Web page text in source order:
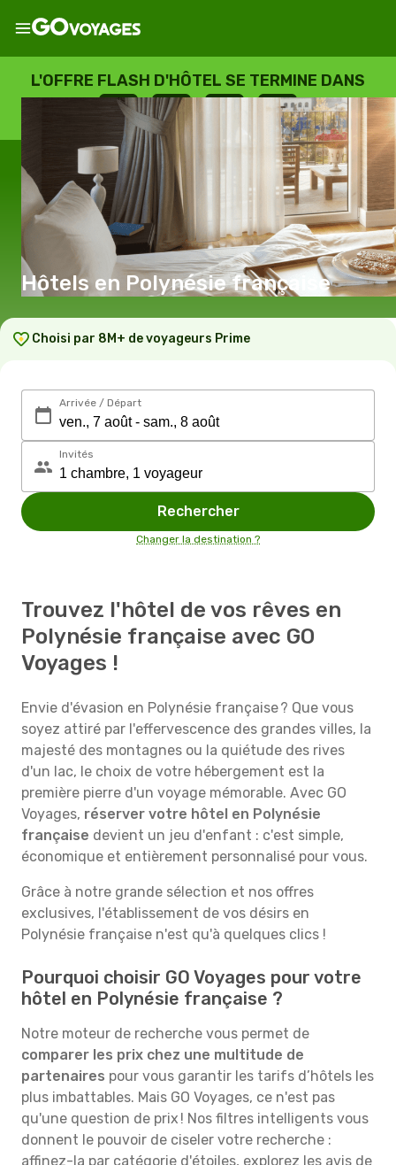
L'OFFRE FLASH D'HÔTEL SE TERMINE DANS
--
JOURS
: --
HEURES
: --
SECONDES
Hôtels en Polynésie française
Choisi par 8M+ de voyageurs Prime
Arrivée / Départ
Invités
Rechercher
Changer la destination ?
Trouvez l'hôtel de vos rêves en
Polynésie française avec GO
Voyages !
Envie d'évasion en Polynésie française ? Que vous
soyez attiré par l'effervescence des grandes villes, la
majesté des montagnes ou la quiétude des rives
d'un lac, le choix de votre hébergement est la
première pierre d'un voyage mémorable. Avec GO
Voyages, réserver votre hôtel en Polynésie
française devient un jeu d'enfant : c'est simple,
économique et entièrement personnalisé pour vous.
Grâce à notre grande sélection et nos offres
exclusives, l'établissement de vos désirs en
Polynésie française n'est qu'à quelques clics !
Pourquoi choisir GO Voyages pour votre
hôtel en Polynésie française ?
Notre moteur de recherche vous permet de
comparer les prix chez une multitude de
partenaires pour vous garantir les tarifs d’hôtels les
plus imbattables. Mais GO Voyages, ce n'est pas
qu'une question de prix ! Nos filtres intelligents vous
donnent le pouvoir de ciseler votre recherche :
affinez-la par catégorie d'étoiles, explorez les avis de